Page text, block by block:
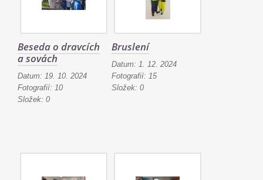
Beseda o dravcích
a sovách
Datum: 19. 10. 2024
Fotografií: 10
Složek: 0
Bruslení
Datum: 1. 12. 2024
Fotografií: 15
Složek: 0